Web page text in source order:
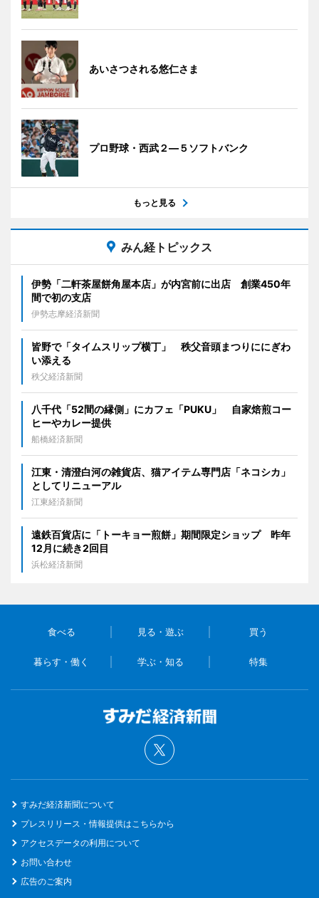
あいさつされる悠仁さま
プロ野球・西武２―５ソフトバンク
もっと見る
みん経トピックス
伊勢「二軒茶屋餅角屋本店」が内宮前に出店 創業450年
間で初の支店
伊勢志摩経済新聞
皆野で「タイムスリップ横丁」 秩父音頭まつりににぎわ
い添える
秩父経済新聞
八千代「52間の縁側」にカフェ「PUKU」 自家焙煎コー
ヒーやカレー提供
船橋経済新聞
江東・清澄白河の雑貨店、猫アイテム専門店「ネコシカ」
としてリニューアル
江東経済新聞
遠鉄百貨店に「トーキョー煎餅」期間限定ショップ 昨年
12月に続き2回目
浜松経済新聞
食べる 見る・遊ぶ 買う
暮らす・働く 学ぶ・知る 特集
すみだ経済新聞について
プレスリリース・情報提供はこちらから
アクセスデータの利用について
お問い合わせ
広告のご案内